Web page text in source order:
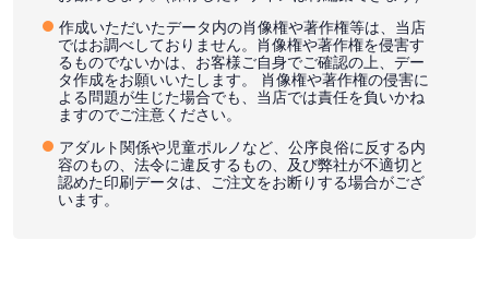
作成いただいたデータ内の肖像権や著作権等は、当店
ではお調べしておりません。肖像権や著作権を侵害す
るものでないかは、お客様ご自身でご確認の上、デー
タ作成をお願いいたします。 肖像権や著作権の侵害に
よる問題が生じた場合でも、当店では責任を負いかね
ますのでご注意ください。
アダルト関係や児童ポルノなど、公序良俗に反する内
容のもの、法令に違反するもの、及び弊社が不適切と
認めた印刷データは、ご注文をお断りする場合がござ
います。